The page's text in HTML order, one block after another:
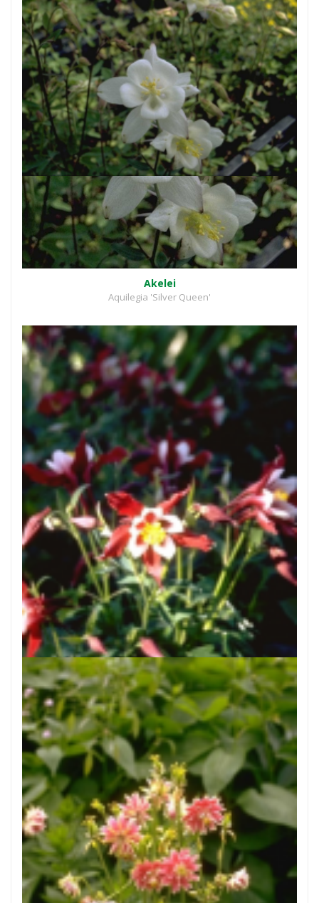
Akelei
Aquilegia 'Silver Queen'
Akelei
Aquilegia 'Red Hobbit'